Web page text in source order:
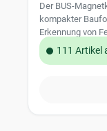
Der BUS-
kompakter
Erkennung von
Jablotron Melder
50131 Grad 3
111 Artikel